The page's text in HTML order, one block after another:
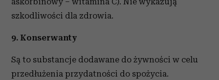
szkodliwości dla zdrowia.
9. Konserwanty
Są to substancje dodawane do żywności w celu
przedłużenia przydatności do spożycia.